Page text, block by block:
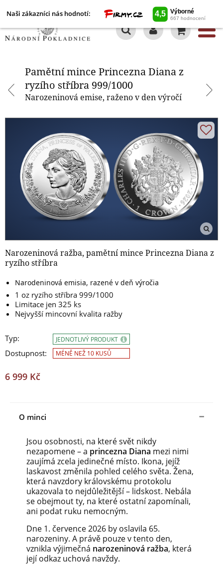
Naši zákazníci nás hodnotí:
Pamětní mince Princezna Diana z
ryzího stříbra 999/1000
Narozeninová emise, raženo v den výročí
Narozeninová ražba, pamětní mince Princezna Diana z
ryzího stříbra
Narodeninová emisia, razené v deň výročia
1 oz ryzího stříbra 999/1000
Limitace jen 325 ks
Nejvyšší mincovní kvalita ražby
Typ:
Dostupnost:
JEDNOTLIVÝ PRODUKT
MÉNĚ NEŽ 10 KUSŮ
6 999 Kč
O minci
Jsou osobnosti, na které svět nikdy
nezapomene – a princezna Diana mezi nimi
zaujímá zcela jedinečné místo. Ikona, jejíž
laskavost změnila pohled celého světa. Žena,
která navzdory královskému protokolu
ukazovala to nejdůležitější – lidskost. Nebála
se obejmout ty, na které ostatní zapomínali,
ani podat ruku nemocným.
Dne 1. července 2026 by oslavila 65.
narozeniny. A právě pouze v tento den,
vznikla výjimečná narozeninová ražba, která
její odkaz uchová navždy.
Pamětní mince Princezna Diana z